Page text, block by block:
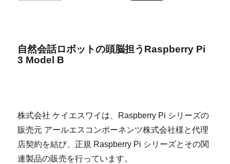
自然会話ロボットの頭脳担うRaspberry Pi
3 Model B
株式会社 ケイエスワイは、Raspberry Pi シリーズの
販売元 アールエスコンポーネンツ株式会社様と代理
店契約を結び、正規 Raspberry Pi シリーズとその関
連製品の販売を行っています。